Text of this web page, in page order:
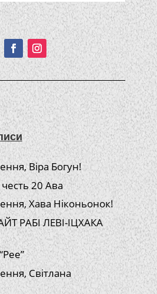
Віра Богун!
20 Ава
Хава Ніконьонок!
РАБІ ЛЕВІ-ІЦХАКА
Світлана